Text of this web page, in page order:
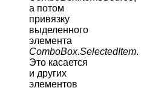
а потом
привязку
выделенного
элемента
ComboBox.SelectedItem.
Это касается
и других
элементов